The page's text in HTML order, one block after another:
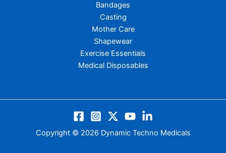
Bandages
Casting
Mother Care
Shapewear
Exercise Essentials
Medical Disposables
Copyright © 2026 Dynamic Techno Medicals